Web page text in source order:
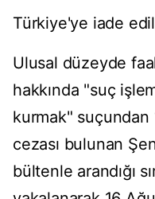
Türkiye'ye iade
Ulusal düzeyde
hakkında "suç
kurmak" suçundan
cezası bulunan
bültenle arandığı